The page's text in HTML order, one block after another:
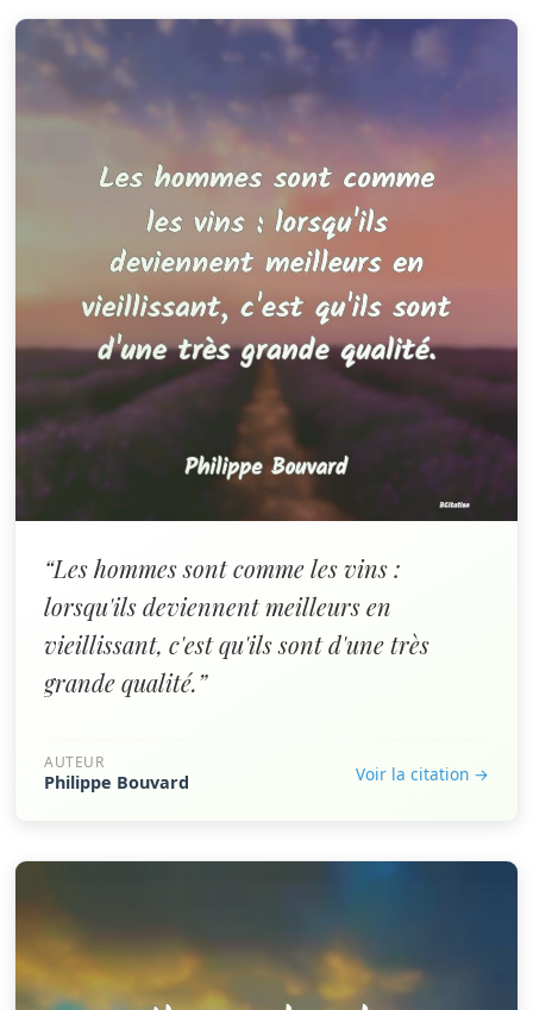
“Les hommes sont comme les vins :
lorsqu'ils deviennent meilleurs en
vieillissant, c'est qu'ils sont d'une très
grande qualité.”
AUTEUR
Philippe Bouvard Voir la citation →